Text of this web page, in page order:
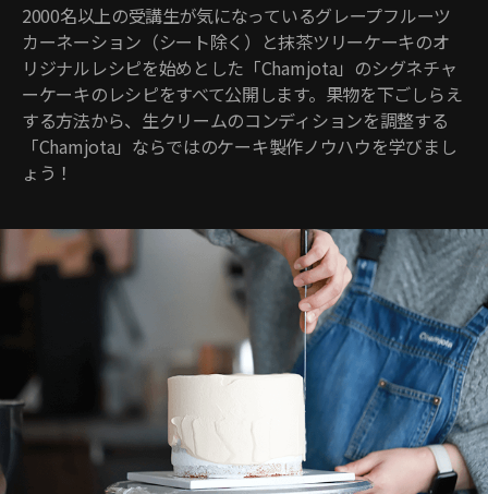
2000名以上の受講生が気になっているグレープフルーツ
カーネーション（シート除く）と抹茶ツリーケーキのオ
リジナルレシピを始めとした「Chamjota」のシグネチャ
ーケーキのレシピをすべて公開します。果物を下ごしらえ
する方法から、生クリームのコンディションを調整する
「Chamjota」ならではのケーキ製作ノウハウを学びまし
ょう！